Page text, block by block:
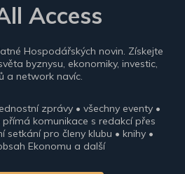
Access
Hospodářských novin. Získejte
byznysu, ekonomiky, investic,
a network navíc.
zprávy • všechny eventy •
komunikace s redakcí přes
setkání pro členy klubu • knihy •
Ekonomu a další